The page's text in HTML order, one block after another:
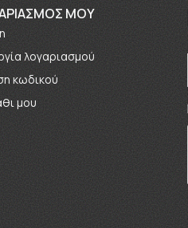
ΜΟΥ
λογαριασμού
κωδικού
μου